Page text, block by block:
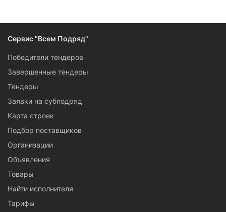
Сервис "Всем Подряд"
Победители тендеров
Завершенные тендеры
Тендеры
Заявки на субподряд
Карта строек
Подбор поставщиков
Организации
Объявления
Товары
Найти исполнителя
Тарифы